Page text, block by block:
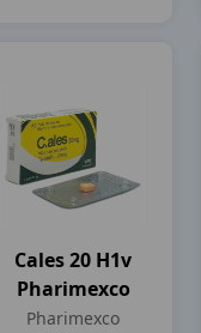
Cales 20 H1v
Pharimexco
Pharimexco